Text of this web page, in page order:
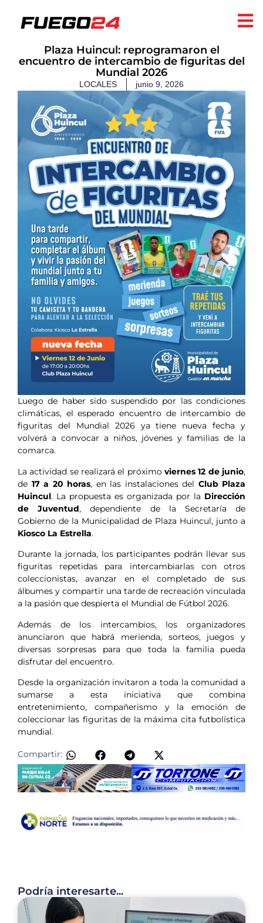
Plaza Huincul: reprogramaron el
encuentro de intercambio de figuritas del
Mundial 2026
LOCALES junio 9, 2026
Luego de haber sido suspendido por las condiciones
climáticas, el esperado encuentro de intercambio de
figuritas del Mundial 2026 ya tiene nueva fecha y
volverá a convocar a niños, jóvenes y familias de la
comarca.
La actividad se realizará el próximo viernes 12 de junio,
de 17 a 20 horas, en las instalaciones del Club Plaza
Huincul. La propuesta es organizada por la Dirección
de Juventud, dependiente de la Secretaría de
Gobierno de la Municipalidad de Plaza Huincul, junto a
Kiosco La Estrella.
Durante la jornada, los participantes podrán llevar sus
figuritas repetidas para intercambiarlas con otros
coleccionistas, avanzar en el completado de sus
álbumes y compartir una tarde de recreación vinculada
a la pasión que despierta el Mundial de Fútbol 2026.
Además de los intercambios, los organizadores
anunciaron que habrá merienda, sorteos, juegos y
diversas sorpresas para que toda la familia pueda
disfrutar del encuentro.
Desde la organización invitaron a toda la comunidad a
sumarse a esta iniciativa que combina
entretenimiento, compañerismo y la emoción de
coleccionar las figuritas de la máxima cita futbolística
mundial.
Compartir:
Podría interesarte...